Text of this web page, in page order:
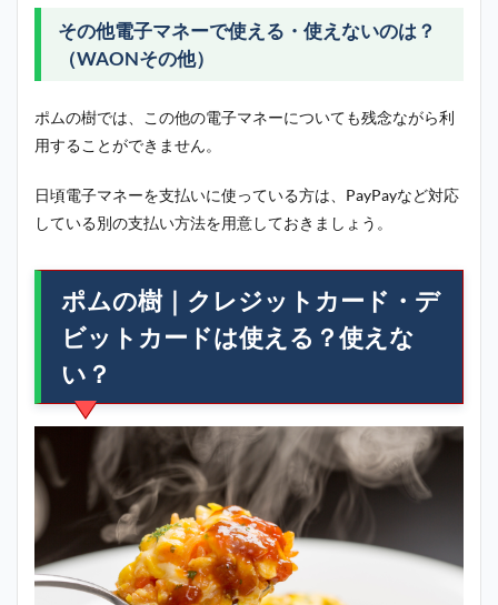
その他電子マネーで使える・使えないのは？
（WAONその他）
ポムの樹では、この他の電子マネーについても残念ながら利
用することができません。
日頃電子マネーを支払いに使っている方は、PayPayなど対応
している別の支払い方法を用意しておきましょう。
ポムの樹｜クレジットカード・デ
ビットカードは使える？使えな
い？